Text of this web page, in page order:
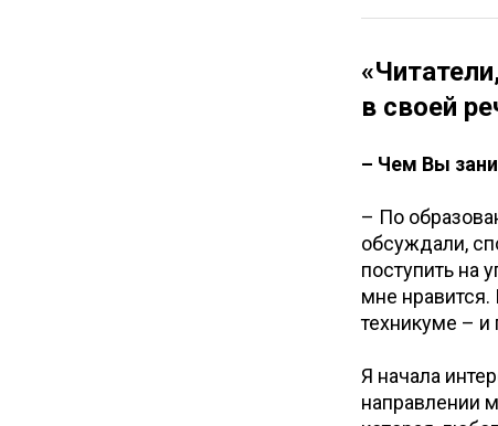
в своей
– Чем Вы
– По
обсуждали,
поступить на
мне
техникуме – и
Я начала
направлении